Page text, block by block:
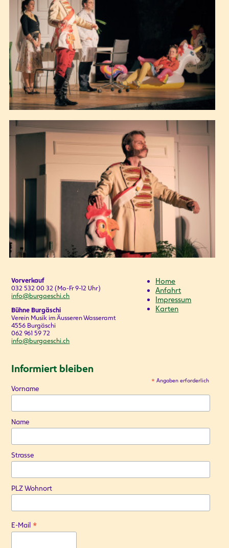
Vorverkauf
032 532 00 32 (Mo-Fr 9-12 Uhr)
info@burgaeschi.ch
Bühne Burgäschi
Verein Musik im Äusseren Wasseramt
4556 Burgäschi
062 961 59 72
info@burgaeschi.ch
Home
Anfahrt
Impressum
Karten
Informiert bleiben
* Angaben erforderlich
Vorname
Name
Strasse
PLZ Wohnort
E-Mail *